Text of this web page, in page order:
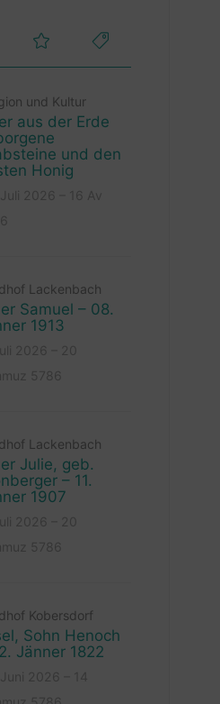
und Kultur
aus der Erde
und den
Honig
Lackenbach
Samuel – 08.
1913
Lackenbach
Julie, geb.
– 11.
1907
Kobersdorf
Sohn Henoch
Jänner 1822